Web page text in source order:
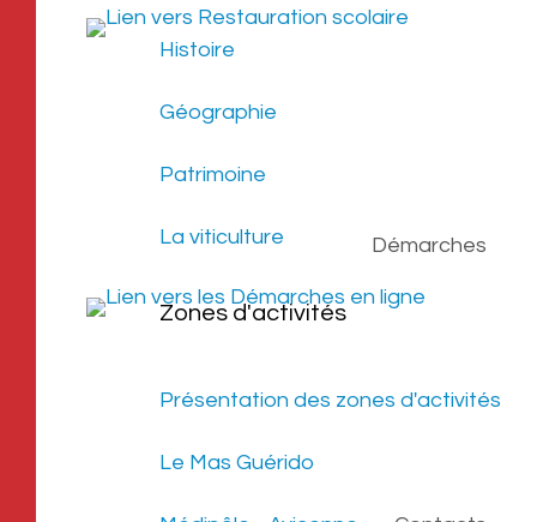
Histoire
Géographie
Patrimoine
La viticulture
Zones d'activités
Présentation des zones d'activités
Le Mas Guérido
Démarches